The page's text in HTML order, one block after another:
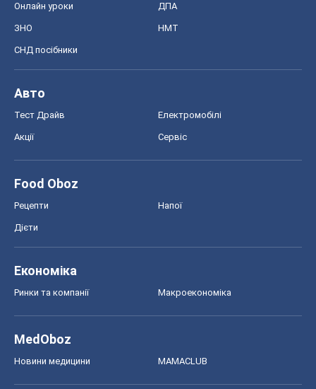
Онлайн уроки ДПА
ЗНО НМТ
СНД посібники
Авто
Тест Драйв Електромобілі
Акції Сервіс
Food Oboz
Рецепти Напої
Дієти
Економіка
Ринки та компанії Макроекономіка
MedOboz
Новини медицини MAMACLUB